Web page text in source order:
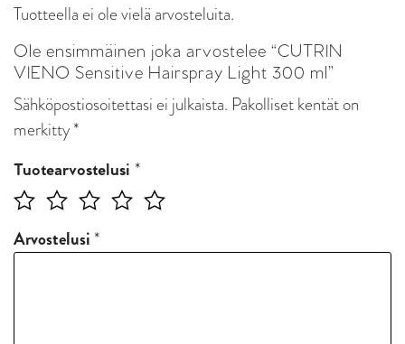
Tuotteella ei ole vielä arvosteluita.
Ole ensimmäinen joka arvostelee “CUTRIN
VIENO Sensitive Hairspray Light 300 ml”
Sähköpostiosoitettasi ei julkaista. Pakolliset kentät on
merkitty*
Tuotearvostelusi *
Arvostelusi *